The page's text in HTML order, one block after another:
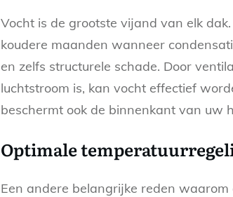
Vocht is de grootste vijand van elk
koudere maanden wanneer
en zelfs structurele schade. Door
luchtstroom is, kan vocht effectief
beschermt ook de binnenkant van uw
Optimale
Een andere belangrijke reden